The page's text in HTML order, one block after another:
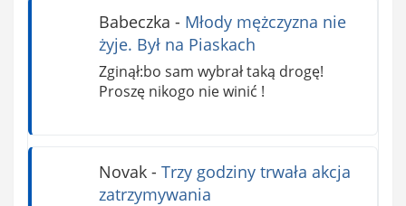
Babeczka - Młody mężczyzna nie
żyje. Był na Piaskach
Zginął:bo sam wybrał taką drogę!
Proszę nikogo nie winić !
Novak- Trzy godziny trwała akcja
zatrzymywania